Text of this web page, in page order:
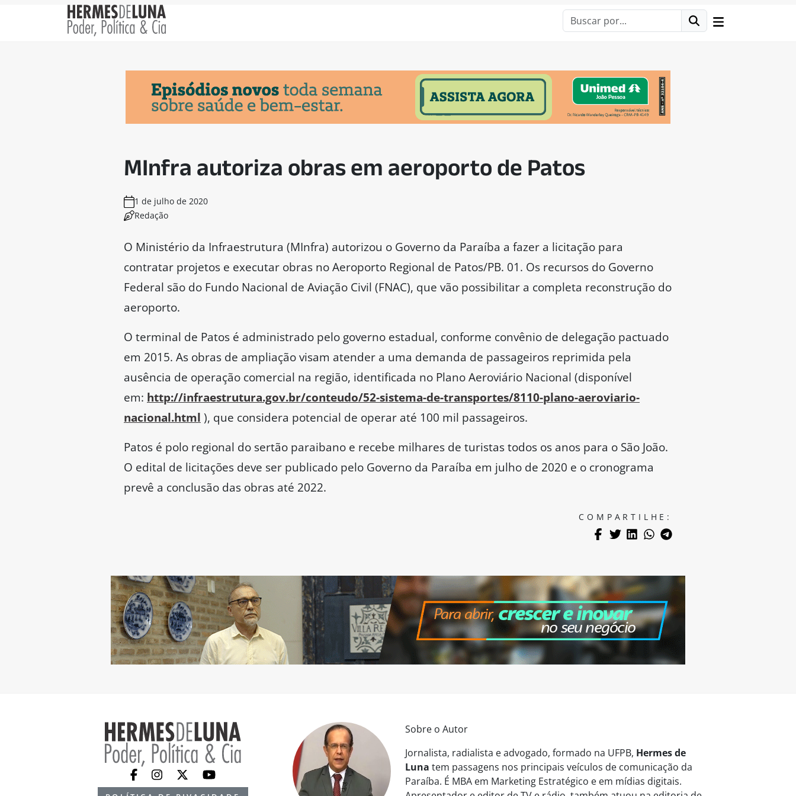
MInfra autoriza obras em aeroporto de Patos
1 de julho de 2020
Redação
O Ministério da Infraestrutura (MInfra) autorizou o Governo da Paraíba a fazer a licitação para
contratar projetos e executar obras no Aeroporto Regional de Patos/PB. 01. Os recursos do Governo
Federal são do Fundo Nacional de Aviação Civil (FNAC), que vão possibilitar a completa reconstrução do
aeroporto.
O terminal de Patos é administrado pelo governo estadual, conforme convênio de delegação pactuado
em 2015. As obras de ampliação visam atender a uma demanda de passageiros reprimida pela
ausência de operação comercial na região, identificada no Plano Aeroviário Nacional (disponível
em: http://infraestrutura.gov.br/conteudo/52-sistema-de-transportes/8110-plano-aeroviario-
nacional.html ), que considera potencial de operar até 100 mil passageiros.
Patos é polo regional do sertão paraibano e recebe milhares de turistas todos os anos para o São João.
O edital de licitações deve ser publicado pelo Governo da Paraíba em julho de 2020 e o cronograma
prevê a conclusão das obras até 2022.
COMPARTILHE:
Sobre o Autor
Jornalista, radialista e advogado, formado na UFPB, Hermes de
Luna tem passagens nos principais veículos de comunicação da
Paraíba. É MBA em Marketing Estratégico e em mídias digitais.